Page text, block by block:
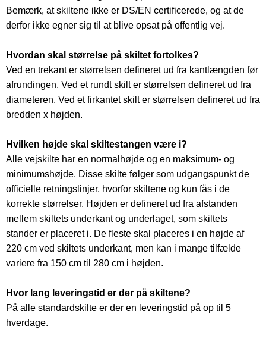
Bemærk, at skiltene ikke er DS/EN certificerede, og at de
derfor ikke egner sig til at blive opsat på offentlig vej.
Hvordan skal størrelse på skiltet fortolkes?
Ved en trekant er størrelsen defineret ud fra kantlængden før
afrundingen. Ved et rundt skilt er størrelsen defineret ud fra
diameteren. Ved et firkantet skilt er størrelsen defineret ud fra
bredden x højden.
Hvilken højde skal skiltestangen være i?
Alle vejskilte har en normalhøjde og en maksimum- og
minimumshøjde. Disse skilte følger som udgangspunkt de
officielle retningslinjer, hvorfor skiltene og kun fås i de
korrekte størrelser. Højden er defineret ud fra afstanden
mellem skiltets underkant og underlaget, som skiltets
stander er placeret i. De fleste skal placeres i en højde af
220 cm ved skiltets underkant, men kan i mange tilfælde
variere fra 150 cm til 280 cm i højden.
Hvor lang leveringstid er der på skiltene?
På alle standardskilte er der en leveringstid på op til 5
hverdage.